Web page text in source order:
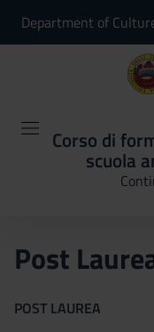
Department of
Corso di
scuola
Post
POST LAUREA